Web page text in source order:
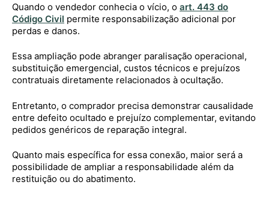
Quando o vendedor conhecia o vício, o art. 443 do
Código Civil permite responsabilização adicional por
perdas e danos.
Essa ampliação pode abranger paralisação operacional,
substituição emergencial, custos técnicos e prejuízos
contratuais diretamente relacionados à ocultação.
Entretanto, o comprador precisa demonstrar causalidade
entre defeito ocultado e prejuízo complementar, evitando
pedidos genéricos de reparação integral.
Quanto mais específica for essa conexão, maior será a
possibilidade de ampliar a responsabilidade além da
restituição ou do abatimento.